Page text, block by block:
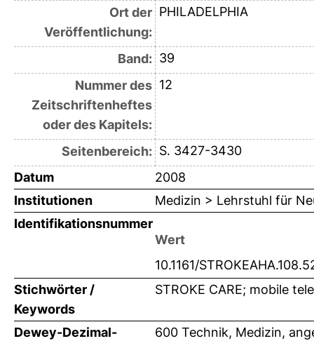
Ort der
Veröffentlichung:
PHILADELPHIA
Band: 39
Nummer des
Zeitschriftenheftes
oder des Kapitels:
12
Seitenbereich: S. 3427-3430
Datum
2008
Institutionen
Medizin > Lehrstuhl für
Identifikationsnummer
Wert
10.1161/
Stichwörter /
Keywords
STROKE CARE; mobile
Dewey-Dezimal-
600 Technik, Medizin,